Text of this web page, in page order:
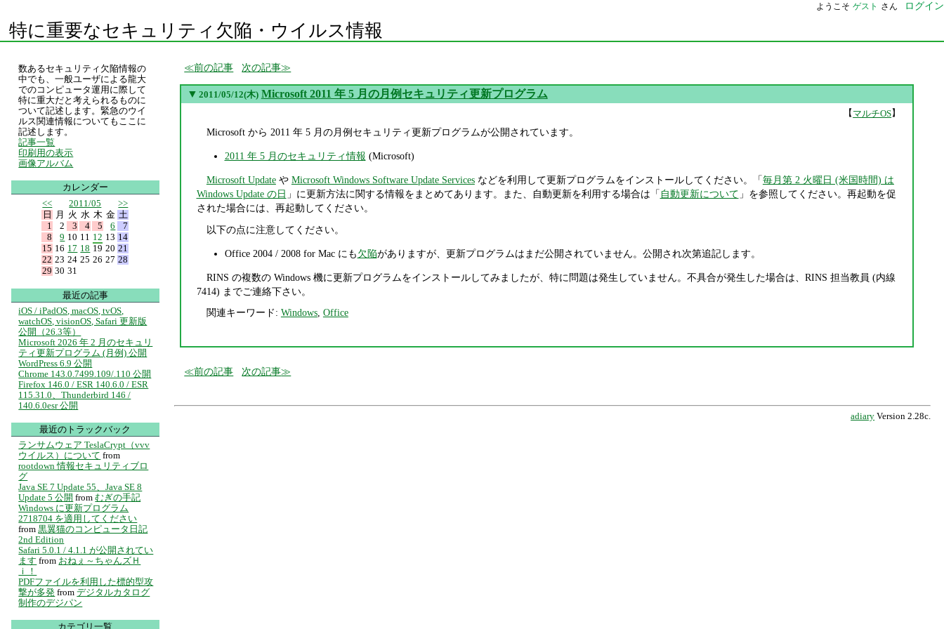
ようこそ ゲスト さん ログイン
特に重要なセキュリティ欠陥・ウイルス情報
前の記事 次の記事
▼ 2011/05/12(木) Microsoft 2011 年 5 月の月例セキュリティ更新プログラム
【マルチOS】
Microsoft から 2011 年 5 月の月例セキュリティ更新プログラムが公開されています。
2011 年 5 月のセキュリティ情報 (Microsoft)
Microsoft Updateや Microsoft Windows Software Update Servicesなどを利用して更新プログラムをインストールしてください。「毎月第 2 火曜日 (米国時間) は
Windows Update の日 」に更新方法に関する情報をまとめてあります。また、自動更新を利用する場合は「 自動更新について 」を参照してください。再起動を促
された場合には、再起動してください。
以下の点に注意してください。
Office 2004 / 2008 for Mac にも欠陥がありますが、更新プログラムはまだ公開されていません。公開され次第追記します。
RINS の複数の Windows 機に更新プログラムをインストールしてみましたが、特に問題は発生していません。不具合が発生した場合は、RINS 担当教員 (内線
7414) までご連絡下さい。
関連キーワード: Windows, Office
前の記事 次の記事
adiary Version 2.28c.
数あるセキュリティ欠陥情報の
中でも、一般ユーザによる龍大
でのコンピュータ運用に際して
特に重大だと考えられるものに
ついて記述します。緊急のウイ
ルス関連情報についてもここに
記述します。
記事一覧
印刷用の表示
画像アルバム
カレンダー
<<
2011/05
>>
日
月 火 水 木 金 土
1
2 3 4 5 6
7
8
9 10 11 12 13 14
15 16 17 18 19 20 21
22 23 24 25 26 27 28
29 30 31
最近の記事
iOS / iPadOS, macOS, tvOS,
watchOS, visionOS, Safari 更新版
公開（26.3等）
Microsoft 2026 年 2 月のセキュリ
ティ更新プログラム (月例) 公開
WordPress 6.9 公開
Chrome 143.0.7499.109/.110 公開
Firefox 146.0 / ESR 140.6.0 / ESR
115.31.0、Thunderbird 146 /
140.6.0esr 公開
最近のトラックバック
ランサムウェア TeslaCrypt（vvv
ウイルス）について from
rootdown 情報セキュリティブロ
グ
Java SE 7 Update 55、Java SE 8
Update 5 公開 from むぎの手記
Windows に更新プログラム
2718704 を適用してください
from 黒翼猫のコンピュータ日記
2nd Edition
Safari 5.0.1 / 4.1.1 が公開されてい
ます from おねぇ～ちゃんズＨ
ｉ！
PDFファイルを利用した標的型攻
撃が多発 from デジタルカタログ
制作のデジパン
カテゴリ一覧